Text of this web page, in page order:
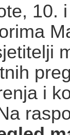
10.
i